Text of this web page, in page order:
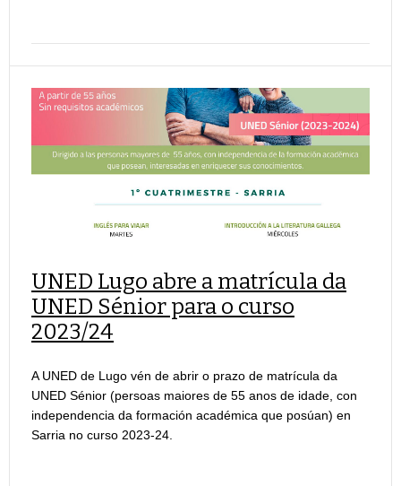
UNED Lugo abre a matrícula da
UNED Sénior para o curso
2023/24
A UNED de Lugo vén de abrir o prazo de matrícula da
UNED Sénior (persoas maiores de 55 anos de idade, con
independencia da formación académica que posúan) en
Sarria no curso 2023-24.